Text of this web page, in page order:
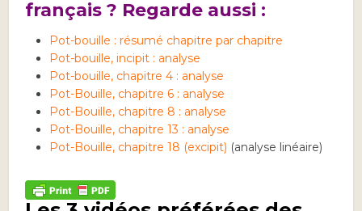
français ? Regarde aussi :
Pot-bouille : résumé chapitre par chapitre
Pot-bouille, incipit : analyse
Pot-bouille, chapitre 4 : analyse
Pot-Bouille, chapitre 6 : analyse
Pot-Bouille, chapitre 8 : analyse
Pot-Bouille, chapitre 13 : analyse
Pot-Bouille, chapitre 18 (excipit) (analyse linéaire)